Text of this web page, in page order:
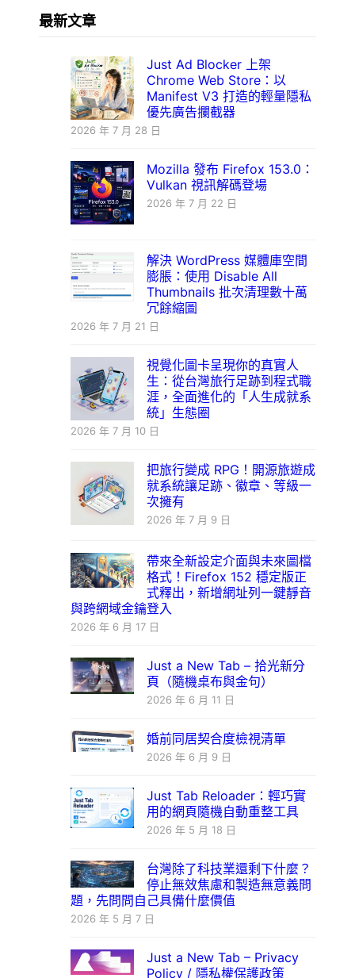
最新文章
Just Ad Blocker 上架
Chrome Web Store：以
Manifest V3 打造的輕量隱私
優先廣告攔截器
2026 年 7 月 28 日
Mozilla 發布 Firefox 153.0：
Vulkan 視訊解碼登場
2026 年 7 月 22 日
解決 WordPress 媒體庫空間
膨脹：使用 Disable All
Thumbnails 批次清理數十萬
冗餘縮圖
2026 年 7 月 21 日
視覺化圖卡呈現你的真實人
生：從台灣旅行足跡到程式職
涯，全面進化的「人生成就系
統」生態圈
2026 年 7 月 10 日
把旅行變成 RPG！開源旅遊成
就系統讓足跡、徽章、等級一
次擁有
2026 年 7 月 9 日
帶來全新設定介面與未來圖檔
格式！Firefox 152 穩定版正
式釋出，新增網址列一鍵靜音
與跨網域金鑰登入
2026 年 6 月 17 日
Just a New Tab – 拾光新分
頁（隨機桌布與金句）
2026 年 6 月 11 日
婚前同居契合度檢視清單
2026 年 6 月 9 日
Just Tab Reloader：輕巧實
用的網頁隨機自動重整工具
2026 年 5 月 18 日
台灣除了科技業還剩下什麼？
停止無效焦慮和製造無意義問
題，先問問自己具備什麼價值
2026 年 5 月 7 日
Just a New Tab – Privacy
Policy / 隱私權保護政策